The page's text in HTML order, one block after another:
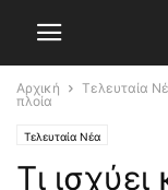
Αρχική Τελευταία
πλοία
Τελευταία Νέα
Τι